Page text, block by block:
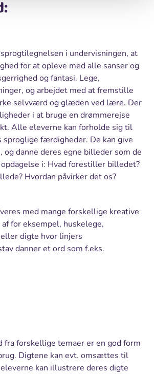
i undervisningen, at
for at opleve med alle sanser og
og fantasi. Lege,
og arbejdet med at fremstille
selvværd og glæden ved lære. Der
i at bruge en drømmerejse
Alle eleverne kan forholde sig til
sproglige færdigheder. De kan give
og danne deres egne billeder som de
opdagelse i: Hvad forestiller billedet?
Hvordan påvirker det os?
med mange forskellige kreative
for eksempel, huskelege,
digte hvor linjers
danner et ord som f.eks.
fra forskellige temaer er en god form
Digtene kan evt. omsættes til
kan illustrere deres digte